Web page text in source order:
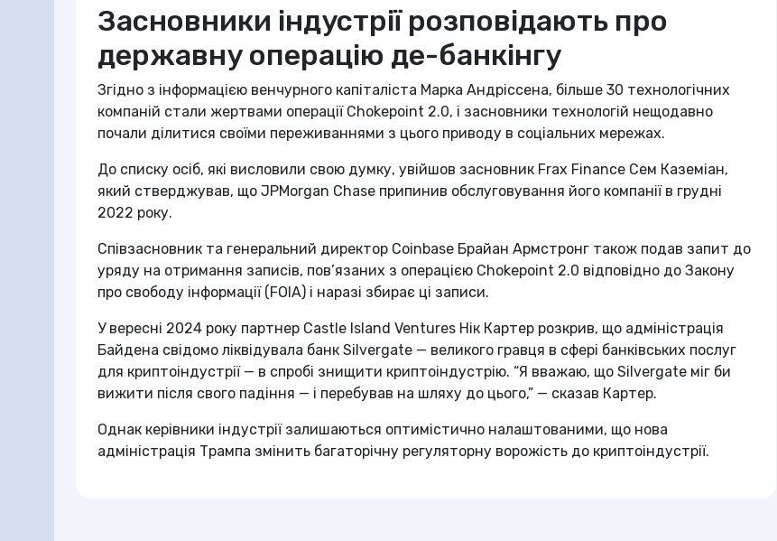
Засновники індустрії розповідають про
державну операцію де-банкінгу
Згідно з інформацією венчурного капіталіста Марка Андріссена, більше 30 технологічних
компаній стали жертвами операції Chokepoint 2.0, і засновники технологій нещодавно
почали ділитися своїми переживаннями з цього приводу в соціальних мережах.
До списку осіб, які висловили свою думку, увійшов засновник Frax Finance Сем Каземіан,
який стверджував, що JPMorgan Chase припинив обслуговування його компанії в грудні
2022 року.
Співзасновник та генеральний директор Coinbase Брайан Армстронг також подав запит до
уряду на отримання записів, пов’язаних з операцією Chokepoint 2.0 відповідно до Закону
про свободу інформації (FOIA) і наразі збирає ці записи.
У вересні 2024 року партнер Castle Island Ventures Нік Картер розкрив, що адміністрація
Байдена свідомо ліквідувала банк Silvergate — великого гравця в сфері банківських послуг
для криптоіндустрії — в спробі знищити криптоіндустрію. “Я вважаю, що Silvergate міг би
вижити після свого падіння — і перебував на шляху до цього,” — сказав Картер.
Однак керівники індустрії залишаються оптимістично налаштованими, що нова
адміністрація Трампа змінить багаторічну регуляторну ворожість до криптоіндустрії.